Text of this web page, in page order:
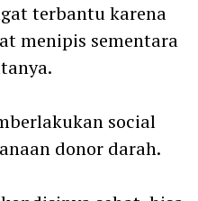
terbantu karena
menipis sementara
social
donor darah.